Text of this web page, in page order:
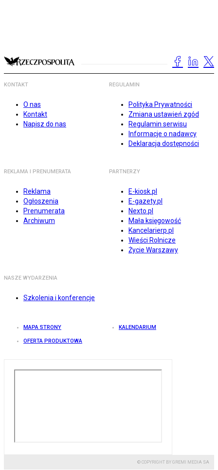
KONTAKT
O nas
Kontakt
Napisz do nas
REGULAMIN
Polityka Prywatności
Zmiana ustawień zgód
Regulamin serwisu
Informacje o nadawcy
Deklaracja dostępności
REKLAMA I PRENUMERATA
Reklama
Ogłoszenia
Prenumerata
Archiwum
PARTNERZY
E-kiosk.pl
E-gazety.pl
Nexto.pl
Mała księgowość
Kancelarierp.pl
Wieści Rolnicze
Życie Warszawy
NASZE WYDARZENIA
Szkolenia i konferencje
MAPA STRONY KALENDARIUM
OFERTA PRODUKTOWA
© COPYRIGHT BY GREMI MEDIA SA